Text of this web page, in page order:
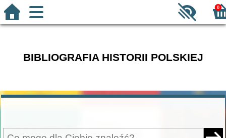
0
BIBLIOGRAFIA HISTORII POLSKIEJ